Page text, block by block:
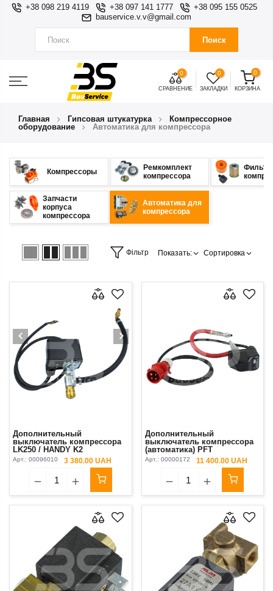
+38 098 219 4119 +38 097 141 1777
+38 095 155 0525
bauservice.v.v@gmail.com
Поиск
0
СРАВНЕНИЕ
0
ЗАКЛАДКИ
0
КОРЗИНА
Главная Гипсовая штукатурка
Компрессорное
оборудование
Автоматика для компрессора
Компрессоры
Ремкомплект
компрессора
Запчасти
корпуса
компрессора
Автоматика для
компрессора
Фільтр Показать: Сортировка
Дополнительный
выключатель компрессора
LK250 / HANDY K2
Арт.: 00096010 3 380.00 UAH
Дополнительный
выключатель компрессора
(автоматика) PFT
LK250/HANDY KOELLMANN
K2
Арт.: 00000172 11 400.00 UAH